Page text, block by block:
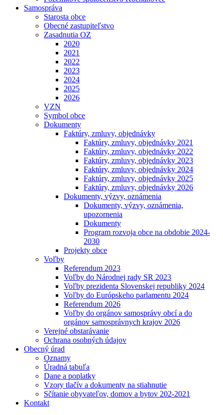
Samospráva
Starosta obce
Obecné zastupiteľstvo
Zasadnutia OZ
2020
2021
2022
2023
2024
2025
2026
VZN
Symbol obce
Dokumenty
Faktúry, zmluvy, objednávky
Faktúry, zmluvy, objednávky 2021
Faktúry, zmluvy, objednávky 2022
Faktúry, zmluvy, objednávky 2023
Faktúry, zmluvy, objednávky 2024
Faktúry, zmluvy, objednávky 2025
Faktúry, zmluvy, objednávky 2026
Dokumenty, výzvy, oznámenia
Dokumenty, výzvy, oznámenia,
upozornenia
Dokumenty
Program rozvoja obce na obdobie 2024-
2030
Projekty obce
Voľby
Referendum 2023
Voľby do Národnej rady SR 2023
Voľby prezidenta Slovenskej republiky 2024
Voľby do Európskeho parlamentu 2024
Referendum 2026
Voľby do orgánov samosprávy obcí a do
orgánov samosprávnych krajov 2026
Verejné obstarávanie
Ochrana osobných údajov
Obecný úrad
Oznamy
Úradná tabuľa
Dane a poplatky
Vzory tlačív a dokumenty na stiahnutie
Sčítanie obyvateľov, domov a bytov 202-2021
Kontakt